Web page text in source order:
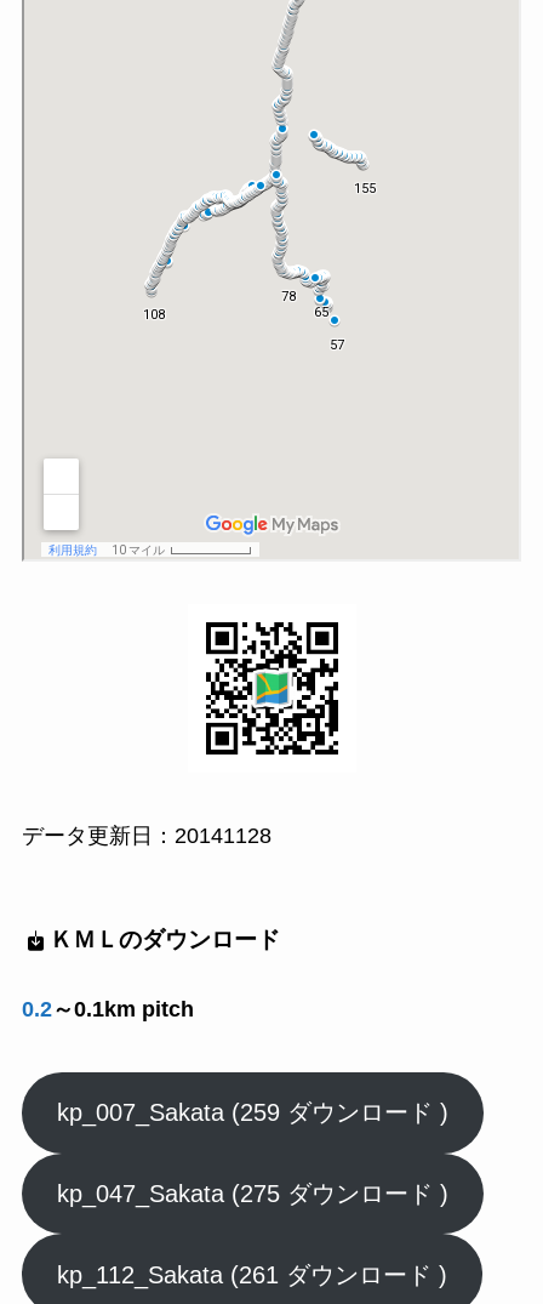
データ更新日：20141128
ＫＭＬのダウンロード
0.2～0.1km pitch
kp_007_Sakata (259 ダウンロード )
kp_047_Sakata (275 ダウンロード )
kp_112_Sakata (261 ダウンロード )